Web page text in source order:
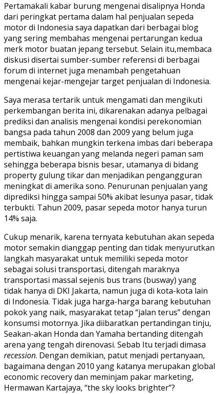
Pertamakali kabar burung mengenai disalipnya Honda
dari peringkat pertama dalam hal penjualan sepeda
motor di Indonesia saya dapatkan dari berbagai blog
yang sering membahas mengenai pertarungan kedua
merk motor buatan jepang tersebut. Selain itu,membaca
diskusi disertai sumber-sumber referensi di berbagai
forum di internet juga menambah pengetahuan
mengenai kejar-mengejar target penjualan di Indonesia.
Saya merasa tertarik untuk mengamati dan mengikuti
perkembangan berita ini, dikarenakan adanya pelbagai
prediksi dan analisis mengenai kondisi perekonomian
bangsa pada tahun 2008 dan 2009 yang belum juga
membaik, bahkan mungkin terkena imbas dari beberapa
pertistiwa keuangan yang melanda negeri paman sam
sehingga beberapa bisnis besar, utamanya di bidang
property gulung tikar dan menjadikan pengangguran
meningkat di amerika sono. Penurunan penjualan yang
diprediksi hingga sampai 50% akibat lesunya pasar, tidak
terbukti. Tahun 2009, pasar sepeda motor hanya turun
14% saja.
Cukup menarik, karena ternyata kebutuhan akan sepeda
motor semakin dianggap penting dan tidak menyurutkan
langkah masyarakat untuk memiliki sepeda motor
sebagai solusi transportasi, ditengah maraknya
transportasi massal sejenis bus trans (busway) yang
tidak hanya di DKI Jakarta, namun juga di kota-kota lain
di Indonesia. Tidak juga harga-harga barang kebutuhan
pokok yang naik, masyarakat tetap “jalan terus” dengan
konsumsi motornya. Jika diibaratkan pertandingan tinju,
Seakan-akan Honda dan Yamaha bertanding ditengah
arena yang tengah direnovasi. Sebab Itu terjadi dimasa
recession. Dengan demikian, patut menjadi pertanyaan,
bagaimana dengan 2010 yang katanya merupakan global
economic recovery dan meminjam pakar marketing,
Hermawan Kartajaya, “the sky looks brighter”?